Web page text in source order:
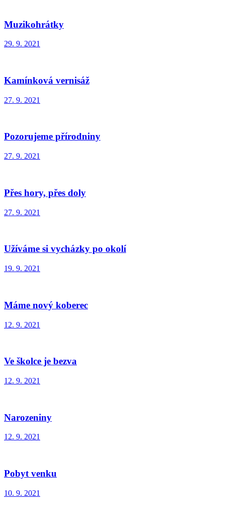
Muzikohrátky
29. 9. 2021
Kamínková vernisáž
27. 9. 2021
Pozorujeme přírodniny
27. 9. 2021
Přes hory, přes doly
27. 9. 2021
Užíváme si vycházky po okolí
19. 9. 2021
Máme nový koberec
12. 9. 2021
Ve školce je bezva
12. 9. 2021
Narozeniny
12. 9. 2021
Pobyt venku
10. 9. 2021